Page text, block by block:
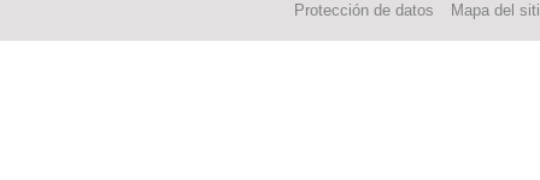
Protección de datos Mapa del